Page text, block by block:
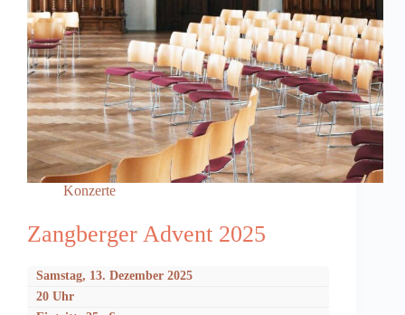
Konzerte
Zangberger Advent 2025
Samstag, 13. Dezember 2025
20 Uhr